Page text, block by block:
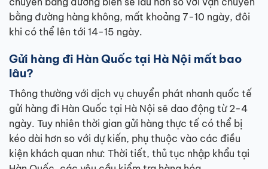
bằng đường hàng không, mất khoảng 7-10 ngày, đôi
khi có thể lên tới 14-15 ngày.
Gửi hàng đi Hàn Quốc tại Hà Nội mất bao
lâu?
Thông thường với dịch vụ chuyển phát nhanh quốc tế
gửi hàng đi Hàn Quốc tại Hà Nội sẽ dao động từ 2-4
ngày. Tuy nhiên thời gian gửi hàng thực tế có thể bị
kéo dài hơn so với dự kiến, phụ thuộc vào các điều
kiện khách quan như: Thời tiết, thủ tục nhập khẩu tại